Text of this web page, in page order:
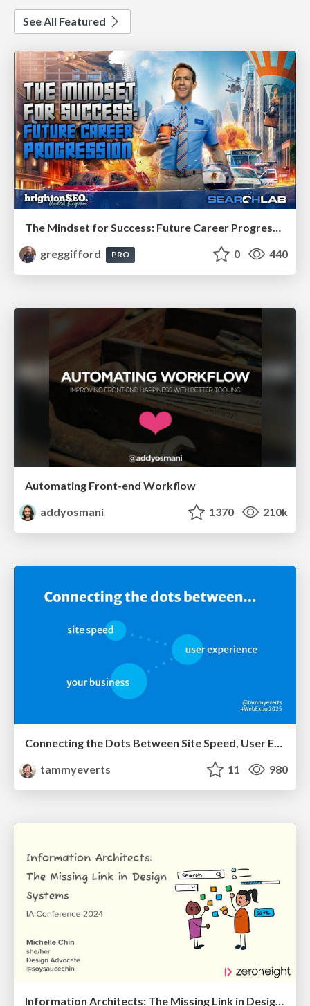
See All Featured
The Mindset for Success: Future Career Progression
greggifford
PRO 0 440
Automating Front-end Workflow
addyosmani
1370 210k
Connecting the Dots Between Site Speed, User Experience & Your Business [WebExpo 2025]
tammyeverts
11 980